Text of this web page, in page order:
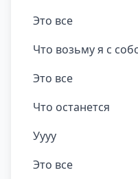
Это все
Что возьму я с
Это все
Что останется
Уууу
Это все